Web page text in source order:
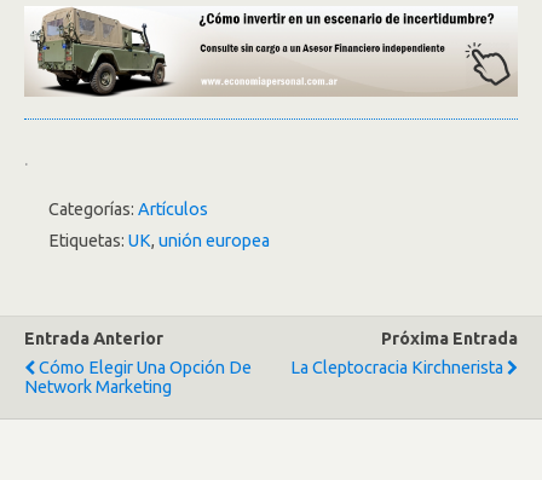
.
Categorías: Artículos
Etiquetas: UK, unión europea
Entrada Anterior
Cómo Elegir Una Opción De
Network Marketing
Próxima Entrada
La Cleptocracia Kirchnerista